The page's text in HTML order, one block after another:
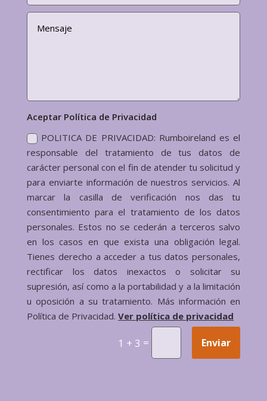
Aceptar Política de Privacidad
POLITICA DE PRIVACIDAD: Rumboireland es el
responsable del tratamiento de tus datos de
carácter personal con el fin de atender tu solicitud y
para enviarte información de nuestros servicios. Al
marcar la casilla de verificación nos das tu
consentimiento para el tratamiento de los datos
personales. Estos no se cederán a terceros salvo
en los casos en que exista una obligación legal.
Tienes derecho a acceder a tus datos personales,
rectificar los datos inexactos o solicitar su
supresión, así como a la portabilidad y a la limitación
u oposición a su tratamiento. Más información en
Política de Privacidad.Ver política de privacidad
1 + 3 = Enviar